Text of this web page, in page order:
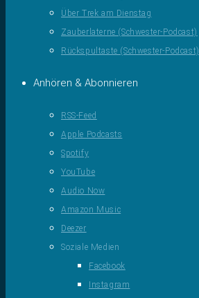
Über Trek am Dienstag
Zauberlaterne (Schwester-Podcast)
Rückspultaste (Schwester-Podcast)
Anhören & Abonnieren
RSS-Feed
Apple Podcasts
Spotify
YouTube
Audio Now
Amazon Music
Deezer
Soziale Medien
Facebook
Instagram